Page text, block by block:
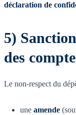
déclaration de
5)
des
Le non-respect du
une amende